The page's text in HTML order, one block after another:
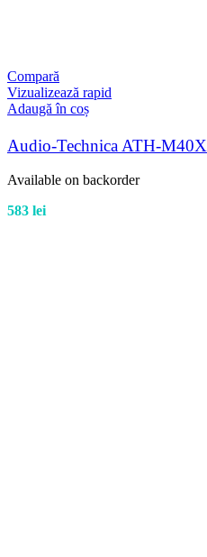
Compară
Vizualizează rapid
Adaugă în coș
Audio-Technica ATH-M40X
Available on backorder
583 lei